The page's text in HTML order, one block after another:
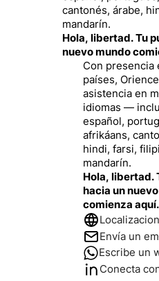
cantonés, árabe,
mandarín.
Hola, libertad. Tu
nuevo mundo
Con presencia
países,
asistencia en
idiomas —
español,
afrikáans,
hindi, farsi,
mandarín.
Hola, libertad.
hacia un
comienza aquí.
Envía un
Escribe un
Conecta